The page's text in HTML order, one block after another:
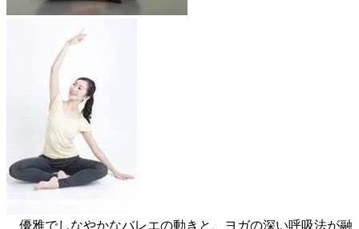
優雅でしなやかなバレエの動きと、ヨガの深い呼吸法が融